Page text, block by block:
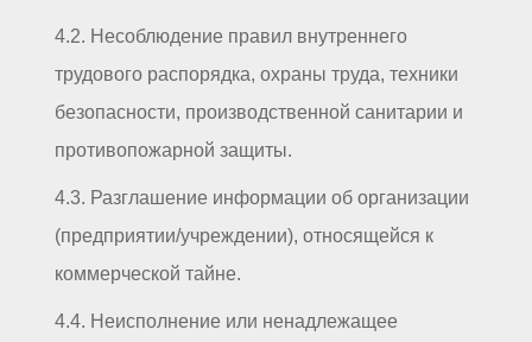
4.2. Несоблюдение правил внутреннего
трудового распорядка, охраны труда, техники
безопасности, производственной санитарии и
противопожарной защиты.
4.3. Разглашение информации об организации
(предприятии/учреждении), относящейся к
коммерческой тайне.
4.4. Неисполнение или ненадлежащее